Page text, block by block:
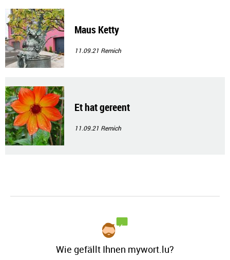
Maus Ketty
11.09.21 Remich
Et hat gereent
11.09.21 Remich
Wie gefällt Ihnen mywort.lu?